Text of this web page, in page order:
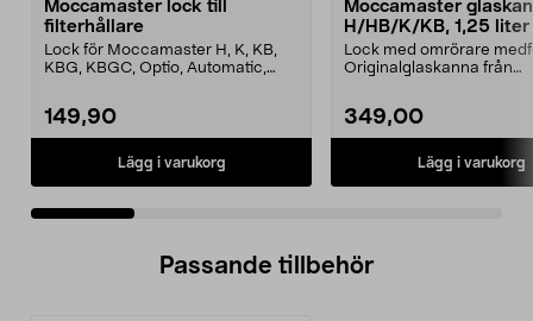
Moccamaster lock till
filterhållare
Lock för Moccamaster H, K, KB,
KBG, KBGC, Optio, Automatic,
149,90
Lägg i varukorg
Moccamaster
H/HB/K/KB, 1,25 liter
Lock med omrörare
Originalglaskanna från
349,00
Lägg i varukorg
Passande tillbehör